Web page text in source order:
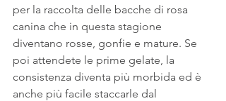
per la raccolta delle bacche di rosa
canina che in questa stagione
diventano rosse, gonfie e mature. Se
poi attendete le prime gelate, la
consistenza diventa più morbida ed è
anche più facile staccarle dal